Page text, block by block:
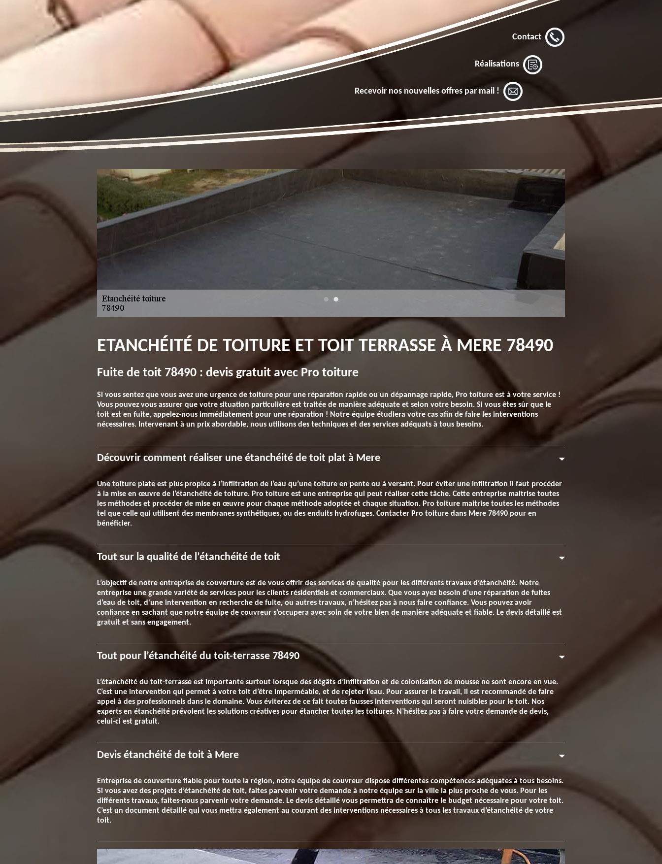
Contact
Réalisations
Recevoir nos nouvelles offres par mail !
ETANCHÉITÉ DE TOITURE ET TOIT TERRASSE À MERE 78490
Fuite de toit 78490 : devis gratuit avec Pro toiture
Si vous sentez que vous avez une urgence de toiture pour une réparation rapide ou un dépannage rapide, Pro toiture est à votre service !
Vous pouvez vous assurer que votre situation particulière est traitée de manière adéquate et selon votre besoin. Si vous êtes sûr que le
toit est en fuite, appelez-nous immédiatement pour une réparation ! Notre équipe étudiera votre cas afin de faire les interventions
nécessaires. Intervenant à un prix abordable, nous utilisons des techniques et des services adéquats à tous besoins.
Découvrir comment réaliser une étanchéité de toit plat à Mere
Une toiture plate est plus propice à l’infiltration de l’eau qu’une toiture en pente ou à versant. Pour éviter une infiltration il faut procéder
à la mise en œuvre de l’étanchéité de toiture. Pro toiture est une entreprise qui peut réaliser cette tâche. Cette entreprise maitrise toutes
les méthodes et procéder de mise en œuvre pour chaque méthode adoptée et chaque situation. Pro toiture maitrise toutes les méthodes
tel que celle qui utilisent des membranes synthétiques, ou des enduits hydrofuges. Contacter Pro toiture dans Mere 78490 pour en
bénéficier.
Tout sur la qualité de l’étanchéité de toit
L’objectif de notre entreprise de couverture est de vous offrir des services de qualité pour les différents travaux d’étanchéité. Notre
entreprise une grande variété de services pour les clients résidentiels et commerciaux. Que vous ayez besoin d'une réparation de fuites
d’eau de toit, d'une intervention en recherche de fuite, ou autres travaux, n’hésitez pas à nous faire confiance. Vous pouvez avoir
confiance en sachant que notre équipe de couvreur s’occupera avec soin de votre bien de manière adéquate et fiable. Le devis détaillé est
gratuit et sans engagement.
Tout pour l’étanchéité du toit-terrasse 78490
L’étanchéité du toit-terrasse est importante surtout lorsque des dégâts d’infiltration et de colonisation de mousse ne sont encore en vue.
C’est une intervention qui permet à votre toit d’être imperméable, et de rejeter l’eau. Pour assurer le travail, il est recommandé de faire
appel à des professionnels dans le domaine. Vous éviterez de ce fait toutes fausses interventions qui seront nuisibles pour le toit. Nos
experts en étanchéité prévoient les solutions créatives pour étancher toutes les toitures. N’hésitez pas à faire votre demande de devis,
celui-ci est gratuit.
Devis étanchéité de toit à Mere
Entreprise de couverture fiable pour toute la région, notre équipe de couvreur dispose différentes compétences adéquates à tous besoins.
Si vous avez des projets d’étanchéité de toit, faites parvenir votre demande à notre équipe sur la ville la plus proche de vous. Pour les
différents travaux, faites-nous parvenir votre demande. Le devis détaillé vous permettra de connaître le budget nécessaire pour votre toit.
C’est un document détaillé qui vous mettra également au courant des interventions nécessaires à tous les travaux d’étanchéité de votre
toit.